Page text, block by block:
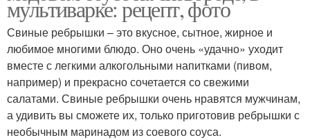
мультиварке: рецепт, фото
Свиные ребрышки – это вкусное, сытное, жирное и
любимое многими блюдо. Оно очень «удачно» уходит
вместе с легкими алкогольными напитками (пивом,
например) и прекрасно сочетается со свежими
салатами. Свиные ребрышки очень нравятся мужчинам,
а удивить вы сможете их, только приготовив ребрышки с
необычным маринадом из соевого соуса.